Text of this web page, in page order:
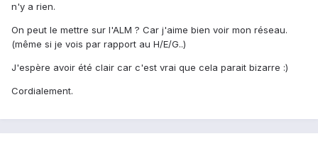
n'y a rien.
On peut le mettre sur l'ALM ? Car j'aime bien voir mon réseau.
(même si je vois par rapport au H/E/G..)
J'espère avoir été clair car c'est vrai que cela parait bizarre :)
Cordialement.